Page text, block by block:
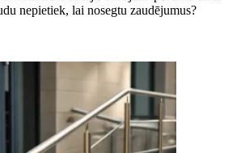
nepietiek, lai nosegtu zaudējumus?